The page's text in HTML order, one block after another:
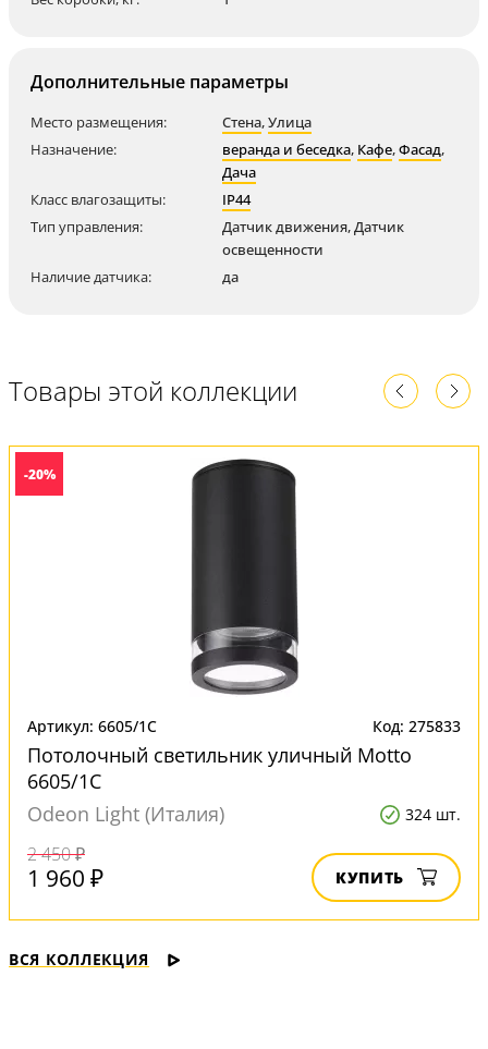
Дополнительные параметры
Место размещения: Стена,Улица
Назначение:
веранда и беседка, Кафе,Фасад,
Дача
Класс влагозащиты:
IP44
Тип управления:
Датчик движения, Датчик
освещенности
Наличие датчика:
да
Товары этой коллекции
-20%
Артикул: 6605/1C Код: 275833
Потолочный светильник уличный Motto
6605/1C
Odeon Light (Италия)
324 шт.
2 450 ₽
1 960 ₽ КУПИТЬ
ВСЯ КОЛЛЕКЦИЯ